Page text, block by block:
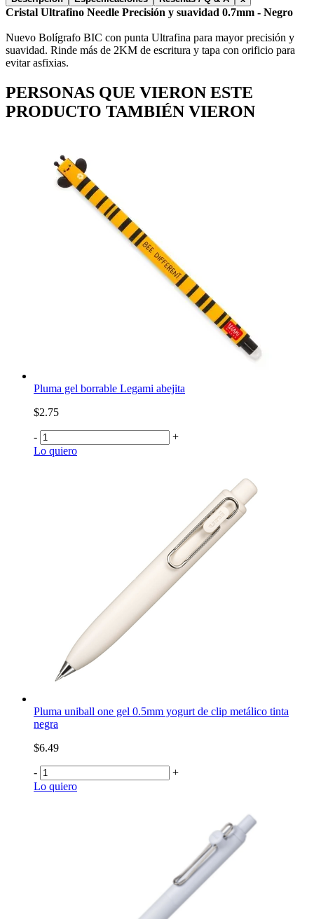
Cristal Ultrafino Needle Precisión y suavidad 0.7mm - Negro
Nuevo Bolígrafo BIC con punta Ultrafina para mayor precisión y
suavidad. Rinde más de 2KM de escritura y tapa con orificio para
evitar asfixias.
PERSONAS QUE VIERON ESTE
PRODUCTO TAMBIÉN VIERON
Pluma gel borrable Legami abejita
$2.75
-
+
Lo quiero
Pluma uniball one gel 0.5mm yogurt de clip metálico tinta
negra
$6.49
-
+
Lo quiero